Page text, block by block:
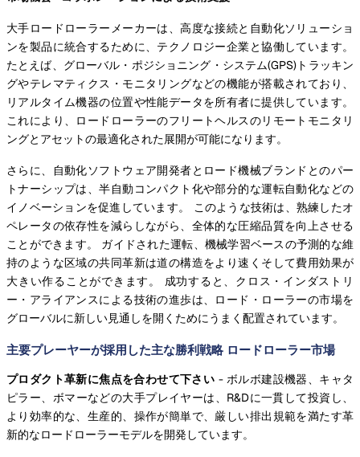
大手ロードローラーメーカーは、高度な接続と自動化ソリューショ
ンを製品に統合するために、テクノロジー企業と協働しています。
たとえば、グローバル・ポジショニング・システム(GPS)トラッキン
グやテレマティクス・モニタリングなどの機能が搭載されており、
リアルタイム機器の位置や性能データを所有者に提供しています。
これにより、ロードローラーのフリートヘルスのリモートモニタリ
ングとアセットの最適化された展開が可能になります。
さらに、自動化ソフトウェア開発者とロード機械ブランドとのパー
トナーシップは、半自動コンパクト化や部分的な運転自動化などの
イノベーションを促進しています。 このような技術は、熟練したオ
ペレータの依存性を減らしながら、全体的な圧縮品質を向上させる
ことができます。 ガイドされた運転、機械学習ベースの予測的な維
持のような区域の共同革新は道の構造をより速くそして費用効果が
大きい作ることができます。 成功すると、クロス・インダストリ
ー・アライアンスによる技術の進歩は、ロード・ローラーの市場を
グローバルに新しい見通しを開くためにうまく配置されています。
主要プレーヤーが採用した主な勝利戦略 ロードローラー市場
プロダクト革新に焦点を合わせて下さい - ボルボ建設機器、キャタ
ピラー、ボマーなどの大手プレイヤーは、R&Dに一貫して投資し、
より効率的な、生産的、操作が簡単で、厳しい排出規範を満たす革
新的なロードローラーモデルを開発しています。